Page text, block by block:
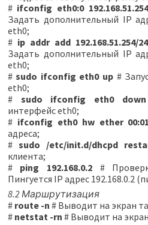
# ifconfig eth0:0
Задать дополнительный IP
eth0;
# ip addr add 192.168.51.254/
Задать дополнительный IP
eth0;
#sudo ifconfig eth0 up #
eth0;
# sudo ifconfig eth0 down
интерфейс eth0;
# ifconfig eth0 hw ether
адреса;
#sudo /etc/init.d/dhcpd
клиента;
# ping 192.168.0.2#
Пингуется IP адрес 192.168.0.2
8.2 Маршрутизация
# route -n # Выводит на экран
# netstat -rn # Выводит на